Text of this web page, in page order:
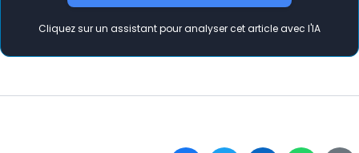
Cliquez sur un assistant pour analyser cet article avec l'IA